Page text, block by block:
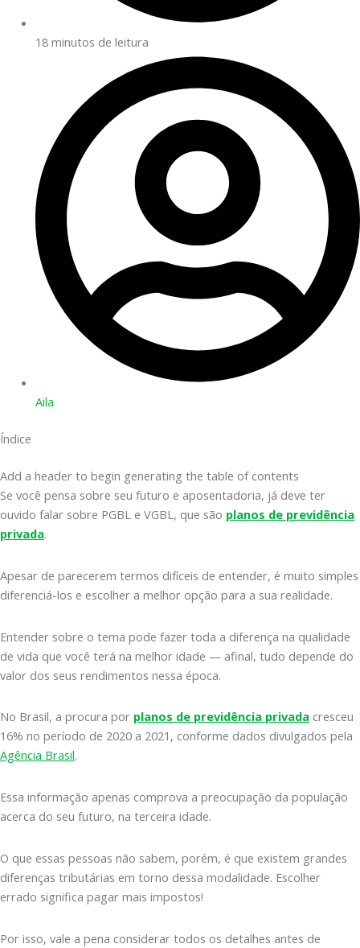
18 minutos de leitura
Aila
Índice
Add a header to begin generating the table of contents
Se você pensa sobre seu futuro e aposentadoria, já deve ter
ouvido falar sobre PGBL e VGBL, que são planos de previdência
privada.
Apesar de parecerem termos difíceis de entender, é muito simples
diferenciá-los e escolher a melhor opção para a sua realidade.
Entender sobre o tema pode fazer toda a diferença na qualidade
de vida que você terá na melhor idade — afinal, tudo depende do
valor dos seus rendimentos nessa época.
No Brasil, a procura por planos de previdência privada cresceu
16% no período de 2020 a 2021, conforme dados divulgados pela
Agência Brasil.
Essa informação apenas comprova a preocupação da população
acerca do seu futuro, na terceira idade.
O que essas pessoas não sabem, porém, é que existem grandes
diferenças tributárias em torno dessa modalidade. Escolher
errado significa pagar mais impostos!
Por isso, vale a pena considerar todos os detalhes antes de